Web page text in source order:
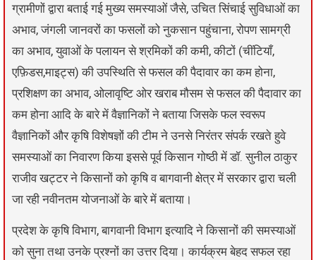
ग्रामीणों द्वारा बताई गई मुख्य समस्याओं जैसे, उचित सिंचाई सुविधाओं का
अभाव, जंगली जानवरों का फसलों को नुकसान पहुंचाना, रोपण सामग्री
का अभाव, युवाओं के पलायन से श्रमिकों की कमी, कीटों (चींटियाँ,
एफ़िडस,माइट्स) की उपस्थिति से फसल की पैदावार का कम होना,
प्रशिक्षण का अभाव, ओलावृष्टि ओर खराब मौसम से फसल की पैदावार का
कम होना आदि के बारे में वैज्ञानिकों ने बताया जिसके फल स्वरूप
वैज्ञानिकों और कृषि विशेषज्ञों की टीम ने उनसे निरंतर संपर्क रखते हुवे
समस्याओं का निवारण किया इससे पूर्व किसान गोष्ठी में डॉ. सुनील ठाकुर
राजीव खट्टर ने किसानों को कृषि व बागवानी क्षेत्र में सरकार द्वारा चली
जा रही नवीनतम योजनाओं के बारे में बताया।
प्रदेश के कृषि विभाग, बागवानी विभाग इत्यादि ने किसानों की समस्याओं
को सुना तथा उनके प्रश्नों का उत्तर दिया। कार्यक्रम बेहद सफल रहा